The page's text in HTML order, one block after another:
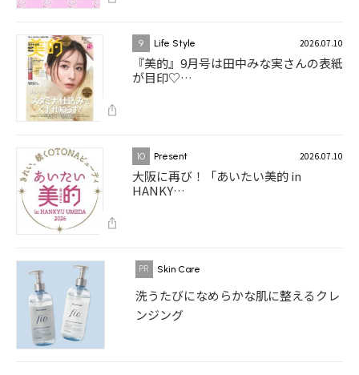
9 Life Style 2026.07.10
『美的』9月号は田中みな実さんの表紙
が目印♡…
10 Present 2026.07.10
大阪に再び！「あいたい美的 in
HANKY…
Skin Care
洗うたびになめらかな肌に整えるクレ
ンジング